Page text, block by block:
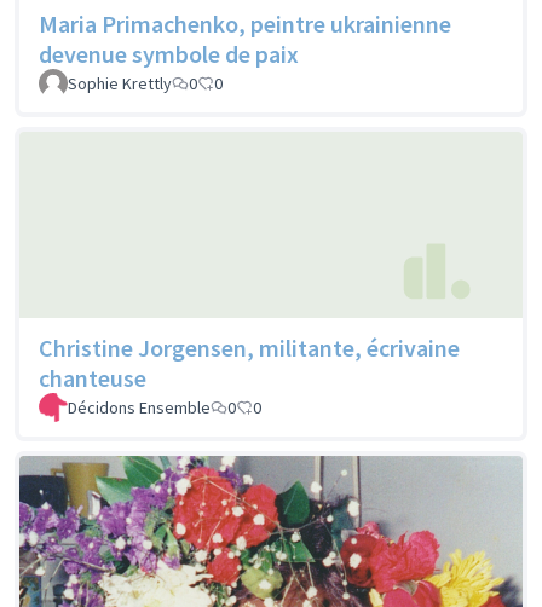
Maria Primachenko, peintre ukrainienne
devenue symbole de paix
Sophie Krettly 0 0
Christine Jorgensen, militante, écrivaine
chanteuse
Décidons Ensemble 0 0